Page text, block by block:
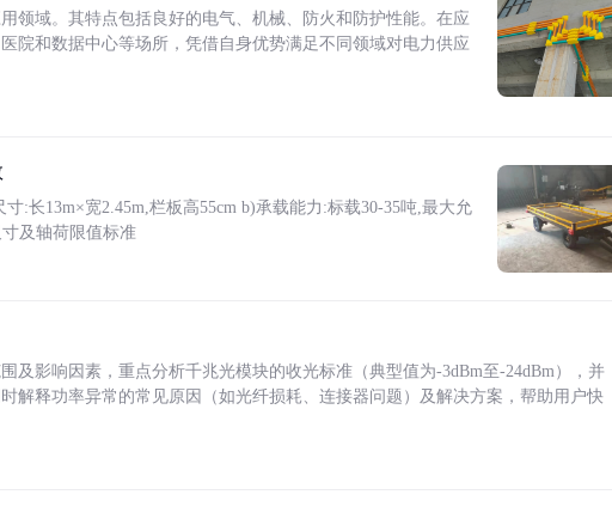
领域。其特点包括良好的电气、机械、防火和防护性能。在应
院和数据中心等场所，凭借自身优势满足不同领域对电力供应
:长13m×宽2.45m,栏板高55cm b)承载能力:标载30-35吨,最大允
及轴荷限值标准
及影响因素，重点分析千兆光模块的收光标准（典型值为-3dBm至-24dBm），并
解释功率异常的常见原因（如光纤损耗、连接器问题）及解决方案，帮助用户快